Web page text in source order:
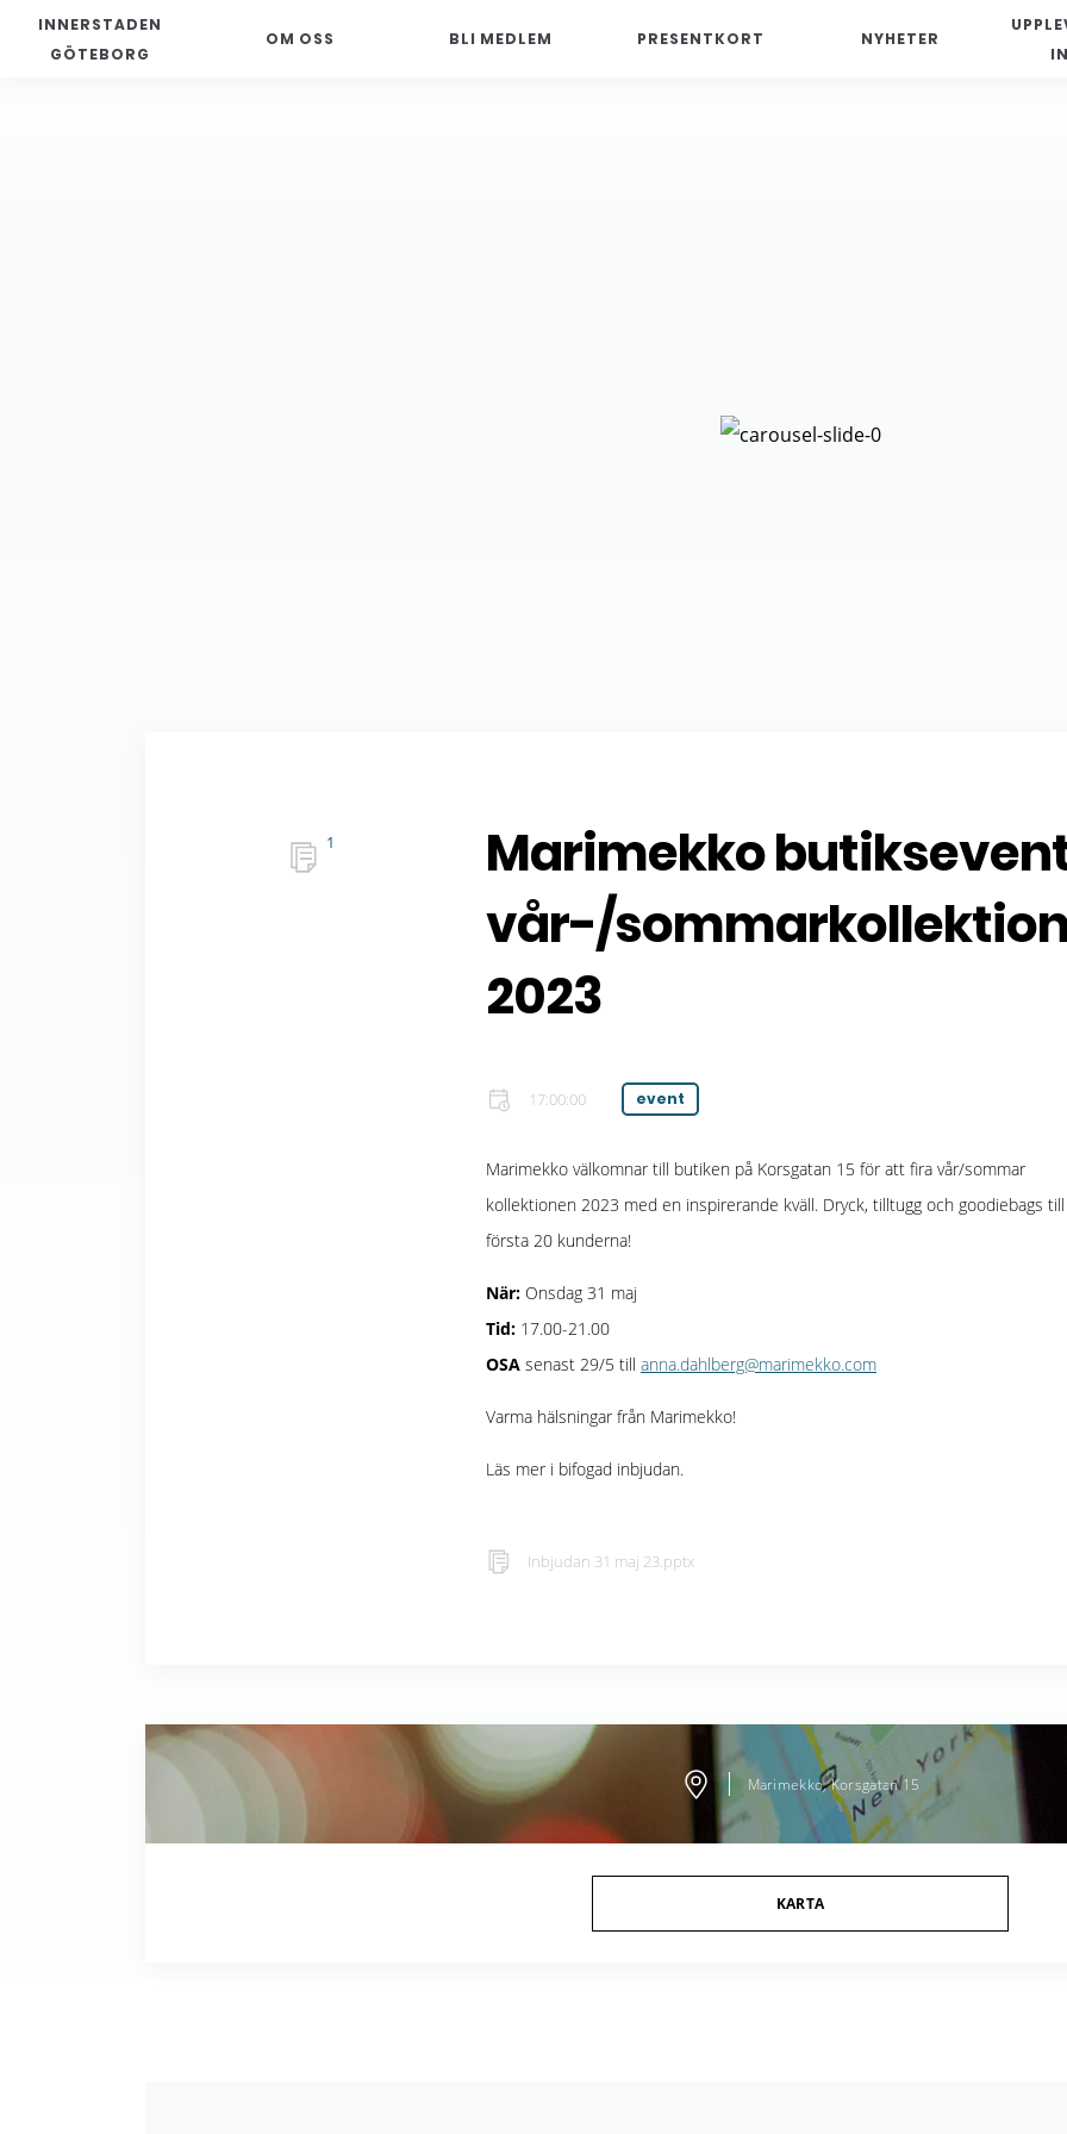
INNERSTADEN
GÖTEBORG
OM OSS BLI MEDLEM PRESENTKORT NYHETER
1
Marimekko
vår-/
2023
17:00:00 event
Marimekko välkomnar till butiken på Korsgatan 15 för att fira vår/sommar
kollektionen 2023 med en inspirerande kväll. Dryck, tilltugg och goodiebags
första 20 kunderna!
När: Onsdag 31 maj
Tid: 17.00-21.00
OSA senast 29/5 till anna.dahlberg@marimekko.com
Varma hälsningar från Marimekko!
Läs mer i bifogad inbjudan.
Inbjudan 31 maj 23.pptx
Marimekko, Korsgatan 15
KARTA